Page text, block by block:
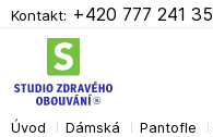
Úvod Dámská Pantofle
Kontakt: +420 777 241